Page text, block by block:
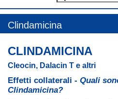
Clindamicina
CLINDAMICINA
Cleocin, Dalacin T e altri
Effetti collaterali - Quali
Clindamicina?